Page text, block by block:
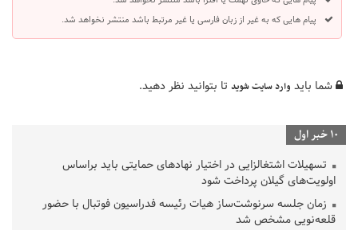
پیام هایی که به غیر از زبان فارسی یا غیر مرتبط باشد منتشر نخواهد شد.
شما باید وارد سایت شوید تا بتوانید نظر دهید.
10 خبر اول
تسهیلات اشتغالزایی در اختیار نهادهای حمایتی باید براساس
اولویت‌های گیلان پرداخت شود
زمان جلسه سرنوشت‌ساز هیات رئیسه فدراسیون فوتبال با حضور
قلعه‌نویی مشخص شد